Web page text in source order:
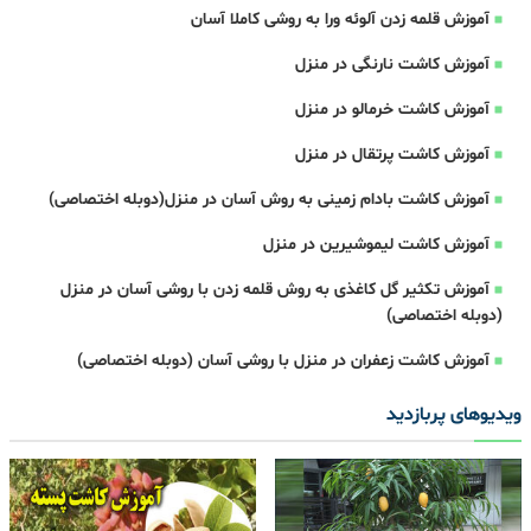
آموزش قلمه زدن آلوئه ورا به روشی کاملا آسان
آموزش کاشت نارنگی در منزل
آموزش کاشت خرمالو در منزل
آموزش کاشت پرتقال در منزل
آموزش کاشت بادام زمینی به روش آسان در منزل(دوبله اختصاصی)
آموزش کاشت لیموشیرین در منزل
آموزش تکثیر گل کاغذی به روش قلمه زدن با روشی آسان در منزل
(دوبله اختصاصی)
آموزش کاشت زعفران در منزل با روشی آسان (دوبله اختصاصی)
ویدیوهای پربازدید